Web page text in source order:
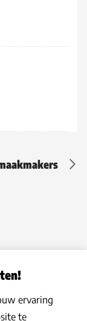
werkt het |
ervaring
te